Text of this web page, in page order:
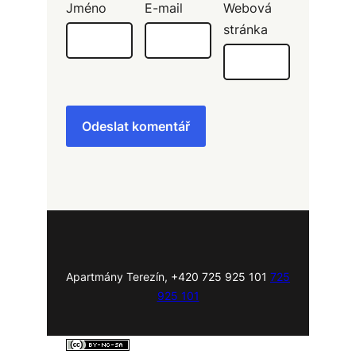
Jméno E-mail
Webová
stránka
Apartmány Terezín, +420 725 925 101 725
925 101